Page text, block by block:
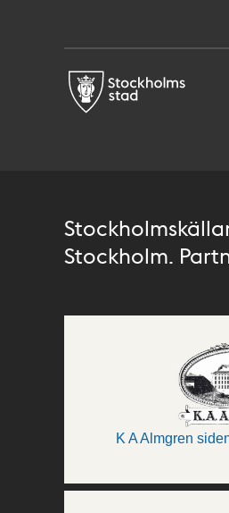
Stockholm.
K A Almgren